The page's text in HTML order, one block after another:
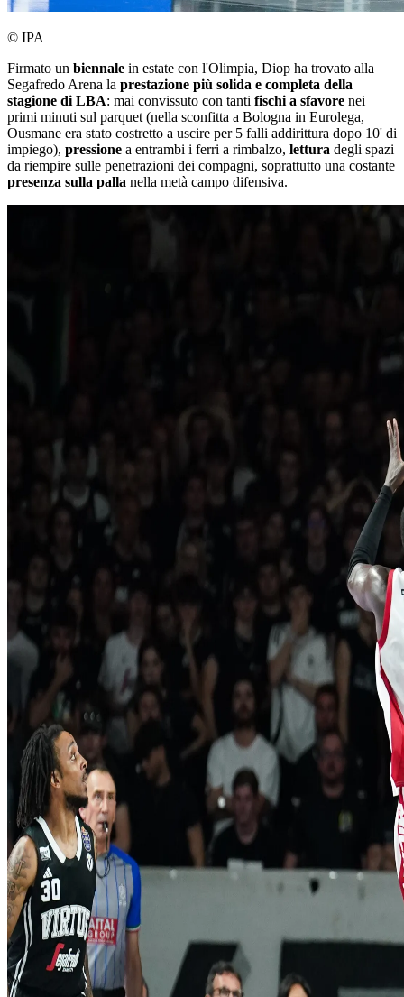
© IPA
Firmato un biennale in estate con l'Olimpia, Diop ha trovato alla
Segafredo Arena la prestazione più solida e completa della
stagione di LBA: mai convissuto con tanti fischi a sfavore nei
primi minuti sul parquet (nella sconfitta a Bologna in Eurolega,
Ousmane era stato costretto a uscire per 5 falli addirittura dopo 10' di
impiego), pressione a entrambi i ferri a rimbalzo, lettura degli spazi
da riempire sulle penetrazioni dei compagni, soprattutto una costante
presenza sulla palla nella metà campo difensiva.